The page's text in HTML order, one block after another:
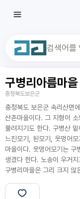
최근 검색어
구병리아름마을
충청북도보은군
충청북도 보은군 속리산면
산촌마을이다. 그 지형이
불려지기도 한다. 구병산
느진모기, 된모기, 웃멍어
마을이다. 웃멍어모기는 구
생겼다 한다. 노송이 우거
구병리마을은 그리 크지 않